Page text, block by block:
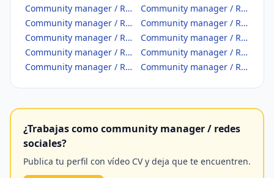
Community manager / Redes sociales en Segovia
Community manager / Redes sociales en Sevilla
Community manager / Redes sociales en Soria
Community manager / Redes sociales en Tarragona
Community manager / Redes sociales en Teruel
Community manager / Redes sociales en Toledo
Community manager / Redes sociales en Valencia/València
Community manager / Redes sociales en Valladolid
Community manager / Redes sociales en Zamora
Community manager / Redes sociales en Zaragoza
¿Trabajas como community manager / redes
sociales?
Publica tu perfil con vídeo CV y deja que te encuentren.